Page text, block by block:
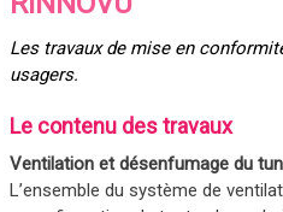
Les travaux de mise en
usagers.
Le contenu des travaux
Ventilation et désenfumage du
L’ensemble du système de